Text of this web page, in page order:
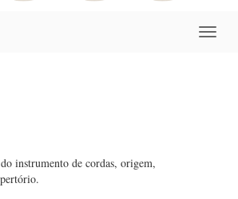
Toggle
instrumento de cordas, origem,